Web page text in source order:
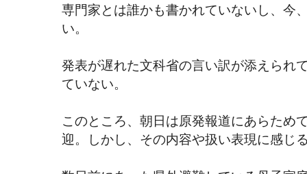
専門家とは誰かも書かれていないし、今
い。
発表が遅れた文科省の言い訳が添えられ
ていない。
このところ、朝日は原発報道にあらため
迎。しかし、その内容や扱い表現に感じ